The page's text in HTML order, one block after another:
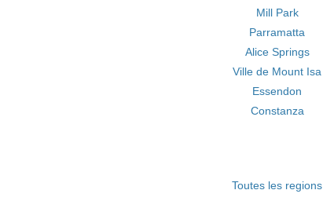
Mill Park
Parramatta
Alice Springs
Ville de Mount Isa
Essendon
Constanza
Toutes les regions